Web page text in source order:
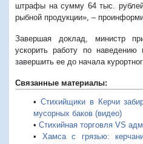
штрафы на сумму 64 тыс.
рыбной продукции», –
Завершая доклад, министр
ускорить работу по
завершить ее до начала
Связанные материалы:
• Стихийщики в Керчи
мусорных баков (видео)
• Стихийная торговля VS
• Хамса с грязью: